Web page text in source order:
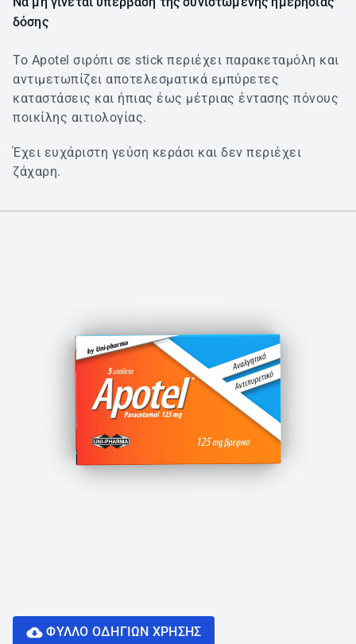
Το Apotel σιρόπι σε stick περιέχει παρακεταμόλη και
αντιμετωπίζει αποτελεσματικά εμπύρετες
καταστάσεις και ήπιας έως μέτριας έντασης πόνους
ποικίλης αιτιολογίας.
Έχει ευχάριστη γεύση κεράσι και δεν περιέχει
ζάχαρη.
δόσης
ΦΥΛΛΟ ΟΔΗΓΙΩN ΧΡΗΣΗΣ